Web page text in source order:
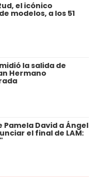
el icónico
modelos, a los 51
la salida de
Hermano
Pamela David a Ángel
el final de LAM: